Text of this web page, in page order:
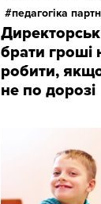
педагогіка
брати гроші
робити,
не по дорозі